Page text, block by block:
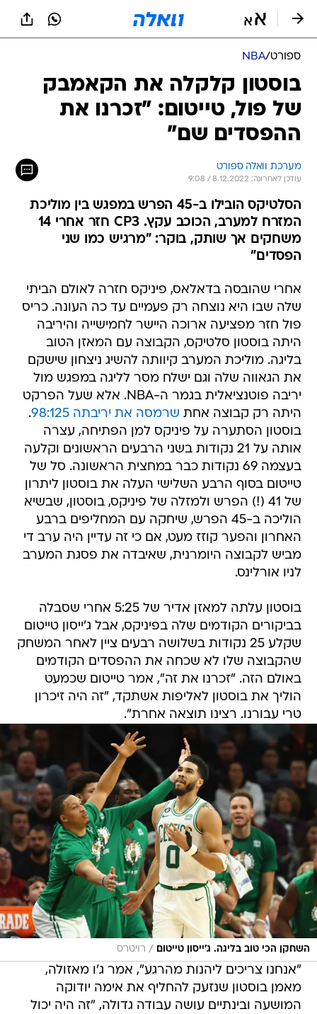
ספורט/
NBA
בוסטון קלקלה את הקאמבק
של פול, טייטום: "זכרנו את
ההפסדים שם"
מערכת וואלה ספורט
עודכן לאחרונה: 8.12.2022 / 9:08
הסלטיקס הובילו ב-45 הפרש במפגש בין מוליכת
המזרח למערב, הכוכב עקץ. CP3 חזר אחרי 14
משחקים אך שותק, בוקר: "מרגיש כמו שני
הפסדים"
אחרי שהובסה בדאלאס, פיניקס חזרה לאולם הביתי
שלה שבו היא נוצחה רק פעמיים עד כה העונה. כריס
פול חזר מפציעה ארוכה היישר לחמישייה והיריבה
היתה בוסטון סלטיקס, הקבוצה עם המאזן הטוב
בליגה. מוליכת המערב קיוותה להשיג ניצחון שישקם
את הגאווה שלה וגם ישלח מסר לליגה במפגש מול
יריבה פוטנציאלית בגמר ה-NBA. אלא שעל הפרקט
היתה רק קבוצה אחת שרמסה את יריבתה 98:125
.
בוסטון הסתערה על פיניקס למן הפתיחה, עצרה
אותה על 21 נקודות בשני הרבעים הראשונים וקלעה
בעצמה 69 נקודות כבר במחצית הראשונה. סל של
טייטום בסוף הרבע השלישי העלה את בוסטון ליתרון
של 41 (!) הפרש ולמזלה של פיניקס, בוסטון, שבשיא
הוליכה ב-45 הפרש, שיחקה עם המחליפים ברבע
האחרון והפער קוזז מעט, אם כי זה עדיין היה ערב די
מביש לקבוצה היומרנית, שאיבדה את פסגת המערב
לניו אורלינס.
בוסטון עלתה למאזן אדיר של 5:25 אחרי שסבלה
בביקורים הקודמים שלה בפיניקס, אבל ג'ייסון טייטום
שקלע 25 נקודות בשלושה רבעים ציין לאחר המשחק
שהקבוצה שלו לא שכחה את ההפסדים הקודמים
באולם הזה. "זכרנו את זה", אמר טייטום שכמעט
הוליך את בוסטון לאליפות אשתקד, "זה היה זיכרון
טרי עבורנו. רצינו תוצאה אחרת".
השחקן הכי טוב בליגה. ג'ייסון טייטום / רויטרס
"אנחנו צריכים ליהנות מהרגע", אמר ג'ו מאזולה,
מאמן בוסטון שנזעק להחליף את אימה יודוקה
המושעה ובינתיים עושה עבודה גדולה, "זה היה יכול